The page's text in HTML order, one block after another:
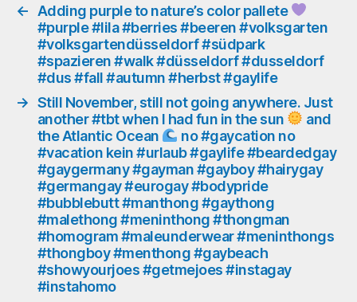
#walk
#rheinufer
#rhineriverbanks
#outdoor
#draußen
←
Adding purple to nature’s color pallete
#purple #lila #berries #beeren #volksgarten
#volksgartendüsseldorf #südpark
#spazieren #walk #düsseldorf #dusseldorf
#dus #fall #autumn #herbst #gaylife
→ Still November, still not going anywhere. Just
another #tbt when I had fun in the sun
and
the Atlantic Ocean
no #gaycation no
#vacation kein #urlaub #gaylife #beardedgay
#gaygermany #gayman #gayboy #hairygay
#germangay #eurogay #bodypride
#bubblebutt #manthong #gaythong
#malethong #meninthong #thongman
#homogram #maleunderwear #meninthongs
#thongboy #menthong #gaybeach
#showyourjoes #getmejoes #instagay
#instahomo